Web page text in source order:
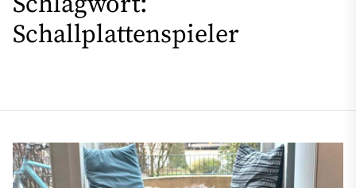
Schallplattenspieler